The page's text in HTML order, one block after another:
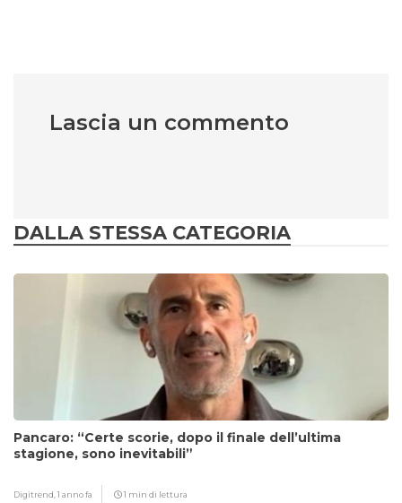
Lascia un commento
DALLA STESSA CATEGORIA
Pancaro: “Certe scorie, dopo il finale dell’ultima
stagione, sono inevitabili”
Digitrend,1 anno fa 1 min di lettura